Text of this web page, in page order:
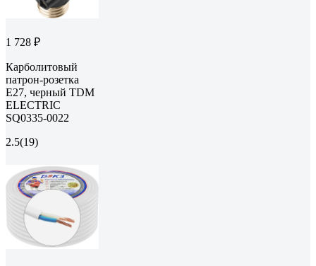
1 728 ₽
Карболитовый
патрон-розетка
Е27, черный TDM
ELECTRIC
SQ0335-0022
2.5(19)